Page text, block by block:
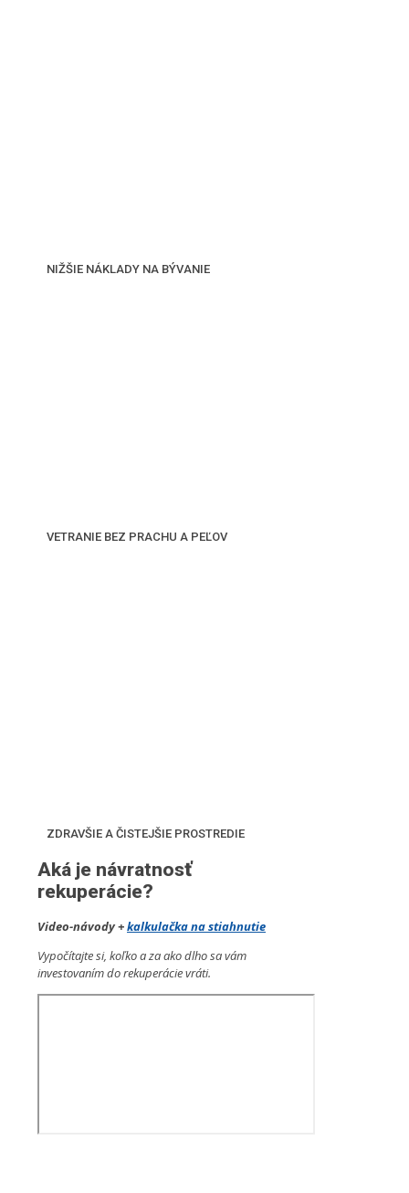
NIŽŠIE NÁKLADY NA BÝVANIE
VETRANIE BEZ PRACHU A PEĽOV
ZDRAVŠIE A ČISTEJŠIE PROSTREDIE
Aká je návratnosť
rekuperácie?
Video-návody +kalkulačka na stiahnutie
Vypočítajte si, koľko a za ako dlho sa vám
investovaním do rekuperácie vráti.